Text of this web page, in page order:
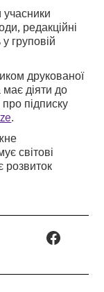
редакційні
груповій
друкованої
діяти до
підписку
.
світові
розвиток